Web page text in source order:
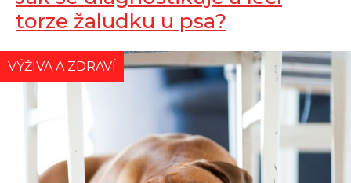
torze žaludku u psa?
VÝŽIVA A ZDRAVÍ